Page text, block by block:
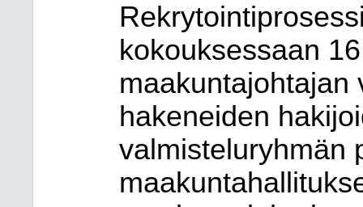
kokouksessaan
maakuntajohtajan
hakeneiden
valmisteluryhmän